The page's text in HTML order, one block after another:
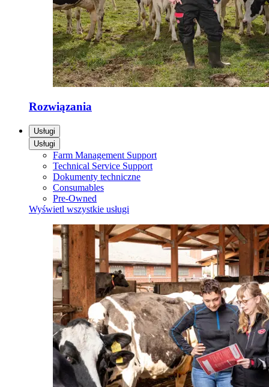
Rozwiązania
Usługi
Usługi
Farm Management Support
Technical Service Support
Dokumenty techniczne
Consumables
Pre-Owned
Wyświetl wszystkie usługi